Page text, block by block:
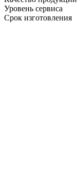
Уровень сервиса
Срок изготовления